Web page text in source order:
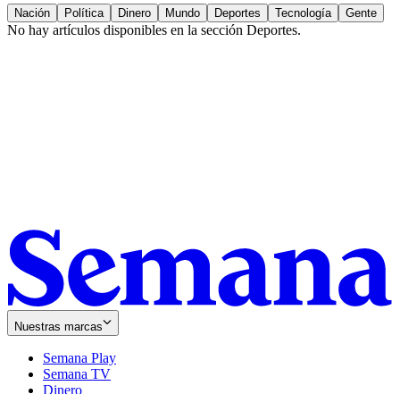
Nación Política Dinero Mundo Deportes Tecnología Gente
No hay artículos disponibles en la sección Deportes.
Nuestras marcas
Semana Play
Semana TV
Dinero